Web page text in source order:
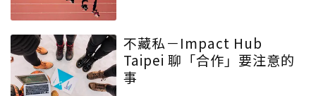
不藏私－Impact Hub
Taipei 聊「合作」要注意的
事